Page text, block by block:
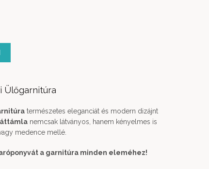
Ülőgarnitúra
természetes eleganciát és modern dizájnt
nemcsak látványos, hanem kényelmes is
medence mellé.
a garnitúra minden eleméhez!